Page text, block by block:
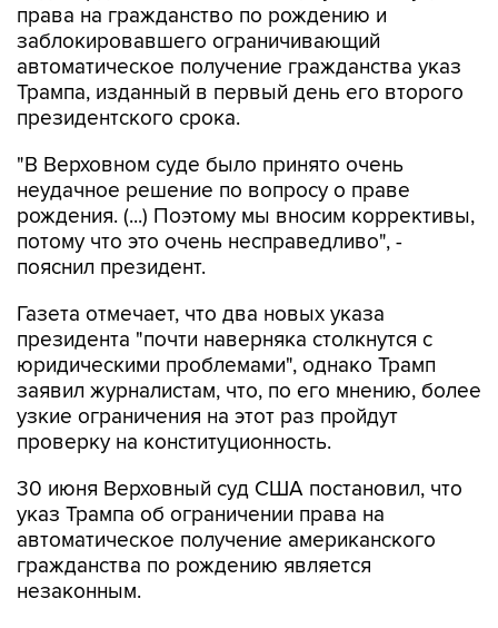
автоматическое получение гражданства указ
Трампа, изданный в первый день его второго
президентского срока.
"В Верховном суде было принято очень
рождения. (...) Поэтому мы вносим коррективы,
потому что это очень несправедливо", -
пояснил президент.
Газета отмечает, что два новых указа
юридическими проблемами", однако Трамп
заявил журналистам, что, по его мнению, более
узкие ограничения на этот раз пройдут
проверку на конституционность.
30 июня Верховный суд США постановил, что
автоматическое получение американского
гражданства по рождению является
незаконным.
В январе 2025 года Трамп подписал указ,